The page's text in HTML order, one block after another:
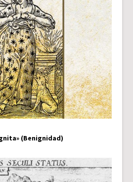
(Benignidad)